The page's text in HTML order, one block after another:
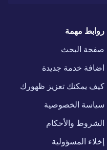
روابط مهمة
صفحة البحث
اضافة خدمة جديدة
كيف يمكنك تعزيز ظهورك
سياسة الخصوصية
الشروط والأحكام
إخلاء المسؤولية